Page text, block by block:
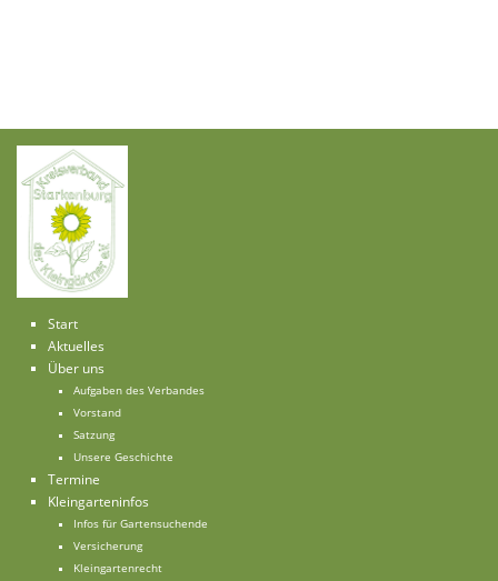
Start
Aktuelles
Über uns
Aufgaben des Verbandes
Vorstand
Satzung
Unsere Geschichte
Termine
Kleingarteninfos
Infos für Gartensuchende
Versicherung
Kleingartenrecht